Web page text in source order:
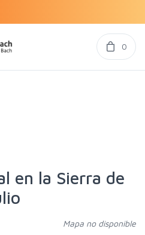
0
en la Sierra de
Mapa no disponible